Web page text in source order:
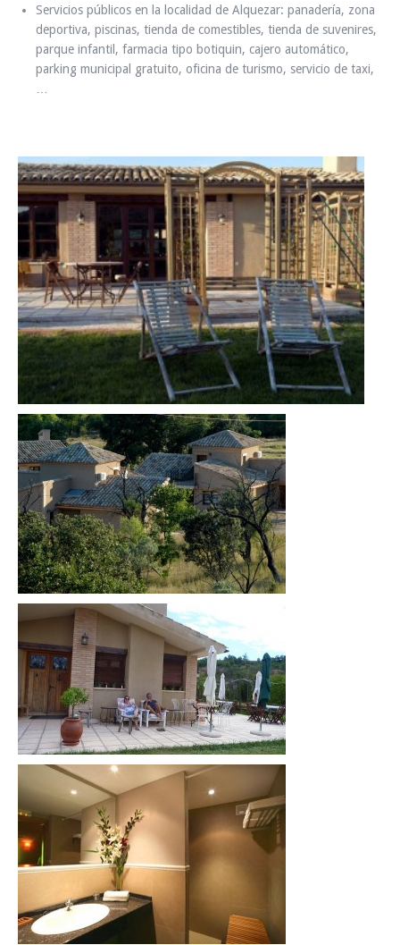
Servicios públicos en la localidad de Alquezar: panadería, zona
deportiva, piscinas, tienda de comestibles, tienda de suvenires,
parque infantil, farmacia tipo botiquin, cajero automático,
parking municipal gratuito, oficina de turismo, servicio de taxi,